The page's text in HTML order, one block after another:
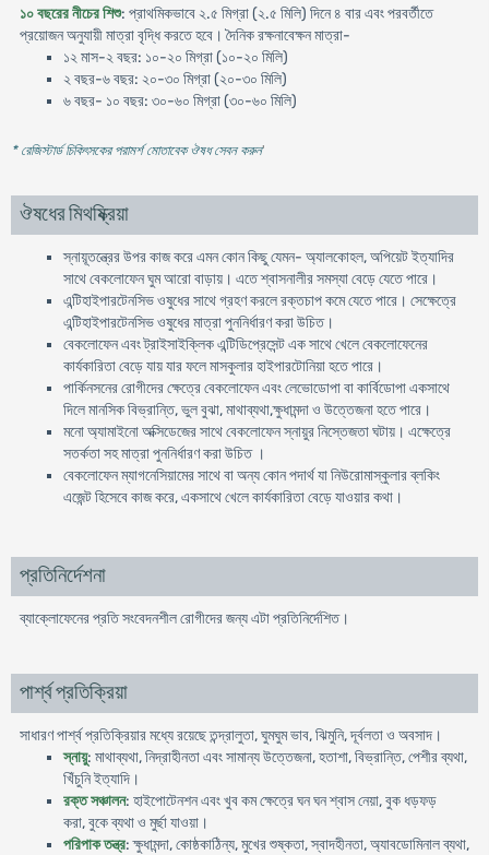
১০ বছরের নীচের শিশু: প্রাথমিকভাবে ২.৫ মিগ্রা (২.৫ মিলি) দিনে ৪ বার এবং পরবর্তীতে
প্রয়োজন অনুযায়ী মাত্রা বৃদ্ধি করতে হবে। দৈনিক রক্ষনাবেক্ষন মাত্রা-
১২ মাস-২ বছর: ১০-২০ মিগ্রা (১০-২০ মিলি)
২ বছর-৬ বছর: ২০-৩০ মিগ্রা (২০-৩০ মিলি)
৬ বছর- ১০ বছর: ৩০-৬০ মিগ্রা (৩০-৬০ মিলি)
* রেজিস্টার্ড চিকিৎসকের পরামর্শ মোতাবেক ঔষধ সেবন করুন'
ঔষধের মিথষ্ক্রিয়া
স্নায়ূতন্ত্রের উপর কাজ করে এমন কোন কিছু যেমন- অ্যালকোহল, অপিয়েট ইত্যাদির
সাথে বেকলোফেন ঘুম আরো বাড়ায়। এতে শ্বাসনালীর সমস্যা বেড়ে যেতে পারে।
এন্টিহাইপারটেনসিভ ওষুধের সাথে গ্রহণ করলে রক্তচাপ কমে যেতে পারে। সেক্ষেত্রে
এন্টিহাইপারটেনসিভ ওষুধের মাত্রা পুননির্ধারণ করা উচিত।
বেকলোফেন এবং ট্রাইসাইক্লিক এন্টিডিপ্রেসেন্ট এক সাথে খেলে বেকলোফেনের
কার্যকারিতা বেড়ে যায় যার ফলে মাসকুলার হাইপারটোনিয়া হতে পারে।
পার্কিনসনের রোগীদের ক্ষেত্রে বেকলোফেন এবং লেভোডোপা বা কার্বিডোপা একসাথে
দিলে মানসিক বিভ্রান্তি, ভুল বুঝা, মাথাব্যথা,ক্ষুধামন্দা ও উত্তেজনা হতে পারে।
মনো অ্যামাইনো অক্সিডেজের সাথে বেকলোফেন স্নায়ুর নিস্তেজতা ঘটায়। এক্ষেত্রে
সতর্কতা সহ মাত্রা পুননির্ধারণ করা উচিত ।
বেকলোফেন ম্যাগনেসিয়ামের সাথে বা অন্য কোন পদার্থ যা নিউরোমাস্‌কুলার ব্লকিং
এজেন্ট হিসেবে কাজ করে, একসাথে খেলে কার্যকারিতা বেড়ে যাওয়ার কথা।
প্রতিনির্দেশনা
ব্যাক্লোফেনের প্রতি সংবেদনশীল রোগীদের জন্য এটা প্রতিনির্দেশিত।
পার্শ্ব প্রতিক্রিয়া
সাধারণ পার্শ্ব প্রতিক্রিয়ার মধ্যে রয়েছে তন্দ্রালুতা, ঘুমঘুম ভাব, ঝিমুনি, দূর্বলতা ও অবসাদ।
স্নায়ু: মাথাব্যথা, নিদ্রাহীনতা এবং সামান্য উত্তেজনা, হতাশা, বিভ্রান্তি, পেশীর ব্যথা,
খিঁচুনি ইত্যাদি।
রক্ত সঞ্চালন: হাইপোটেনশন এবং খুব কম ক্ষেত্রে ঘন ঘন শ্বাস নেয়া, বুক ধড়ফড়
করা, বুকে ব্যথা ও মুর্ছা যাওয়া।
পরিপাক তন্ত্র: ক্ষুধামন্দা, কোষ্ঠকাঠিন্য, মুখের শুষ্কতা, স্বাদহীনতা, অ্যাবডোমিনাল ব্যথা,